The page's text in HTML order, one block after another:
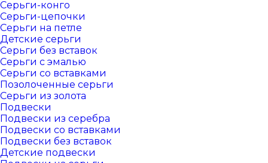
Серьги-конго
Серьги-цепочки
Серьги на петле
Детские серьги
Серьги без вставок
Серьги с эмалью
Серьги со вставками
Позолоченные серьги
Серьги из золота
Подвески
Подвески из серебра
Подвески со вставками
Подвески без вставок
Детские подвески